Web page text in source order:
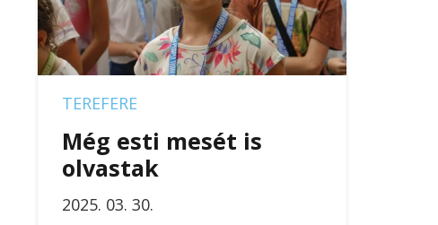
TEREFERE
Még esti mesét is
olvastak
2025. 03. 30.